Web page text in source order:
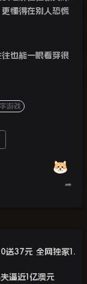
懂得在别人恐慌
也能一眼看穿很
游戏
➦
送37元 全网独家1.
逼近1亿澳元